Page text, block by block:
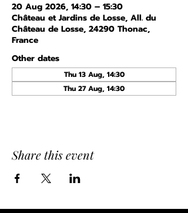
20 Aug 2026, 14:30 – 15:30
Château et Jardins de Losse, All. du
Château de Losse, 24290 Thonac,
France
Other dates
Thu 13 Aug, 14:30
Thu 27 Aug, 14:30
Share this event